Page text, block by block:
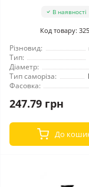
В наявності
Код товару:
Різновид:
Тип:
Діаметр:
Тип саморіза:
Фасовка:
247.79 грн
До